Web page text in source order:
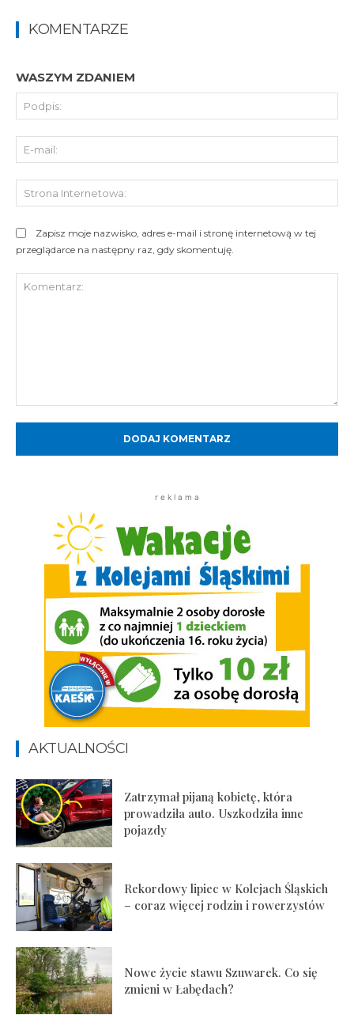
KOMENTARZE
WASZYM ZDANIEM
Zapisz moje nazwisko, adres e-mail i stronę internetową w tej
przeglądarce na następny raz, gdy skomentuję.
r e k l a m a
AKTUALNOŚCI
Zatrzymał pijaną kobietę, która
prowadziła auto. Uszkodziła inne
pojazdy
Rekordowy lipiec w Kolejach Śląskich
– coraz więcej rodzin i rowerzystów
Nowe życie stawu Szuwarek. Co się
zmieni w Łabędach?